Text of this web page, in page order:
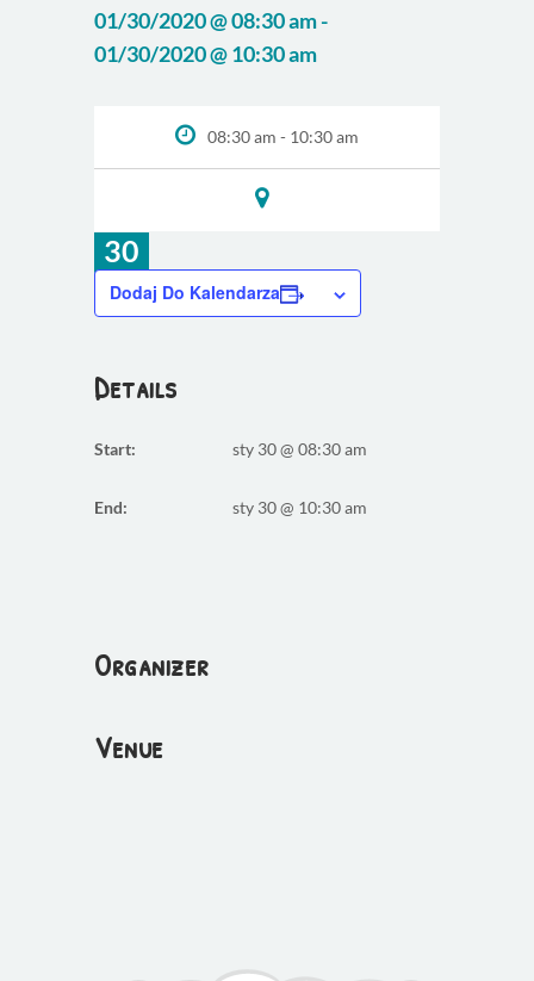
01/30/2020 @ 08:30 am -
01/30/2020 @ 10:30 am
30
sty
08:30 am - 10:30 am
Dodaj Do Kalendarza
Details
Start: sty 30 @ 08:30 am
End: sty 30 @ 10:30 am
Organizer
Venue